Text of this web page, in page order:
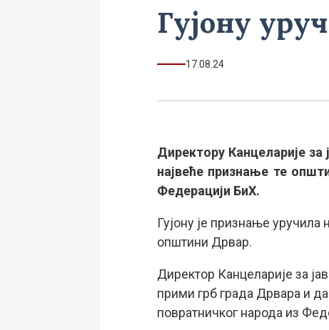
Гујону
17.08.24
Директору Канцеларије за
највеће признање те
Федерацији БиХ.
Гујону је признање
општини Дрвар.
Директор Канцеларије за
прими грб града Дрвара и
повратничког народа из